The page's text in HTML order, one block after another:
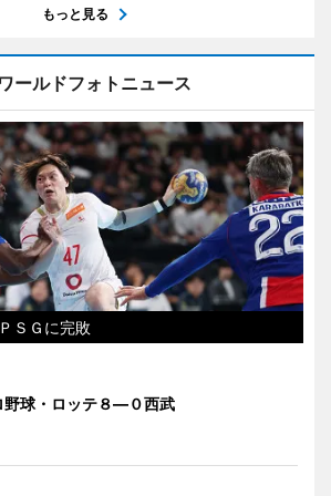
もっと見る
ワールドフォトニュース
ＳＧに完敗
野球・ロッテ８―０西武